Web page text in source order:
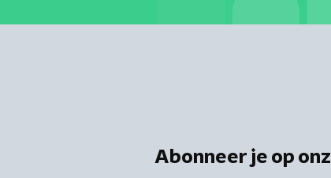
Abonneer je op